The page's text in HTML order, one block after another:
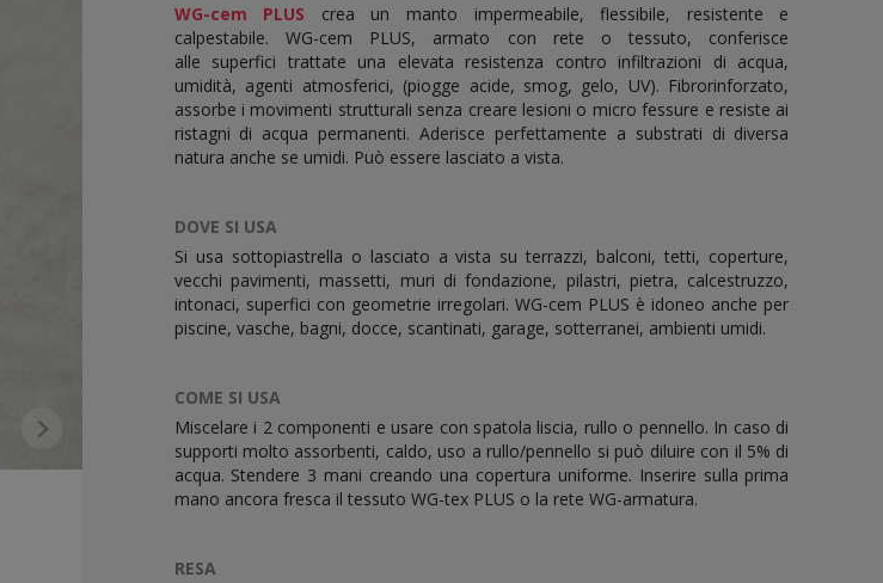
WG-cem PLUS crea un manto impermeabile, flessibile, resistente e
calpestabile. WG-cem PLUS, armato con rete o tessuto, conferisce
alle superfici trattate una elevata resistenza contro infiltrazioni di acqua,
umidità, agenti atmosferici, (piogge acide, smog, gelo, UV). Fibrorinforzato,
assorbe i movimenti strutturali senza creare lesioni o micro fessure e resiste ai
ristagni di acqua permanenti. Aderisce perfettamente a substrati di diversa
natura anche se umidi. Può essere lasciato a vista.
DOVE SI USA
Si usa sottopiastrella o lasciato a vista su terrazzi, balconi, tetti, coperture,
vecchi pavimenti, massetti, muri di fondazione, pilastri, pietra, calcestruzzo,
intonaci, superfici con geometrie irregolari. WG-cem PLUS è idoneo anche per
piscine, vasche, bagni, docce, scantinati, garage, sotterranei, ambienti umidi.
COME SI USA
Miscelare i 2 componenti e usare con spatola liscia, rullo o pennello. In caso di
supporti molto assorbenti, caldo, uso a rullo/pennello si può diluire con il 5% di
acqua. Stendere 3 mani creando una copertura uniforme. Inserire sulla prima
mano ancora fresca il tessuto WG-tex PLUS o la rete WG-armatura.
RESA